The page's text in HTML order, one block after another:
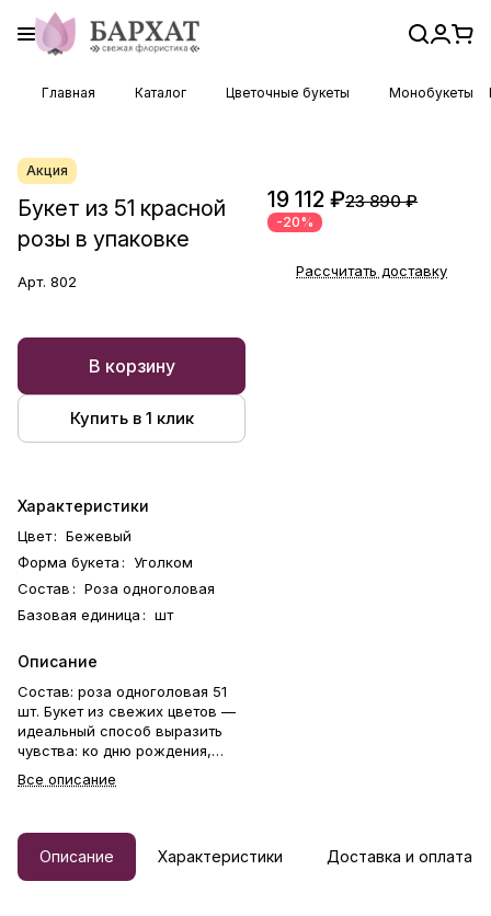
Главная Каталог Цветочные букеты Монобукеты
Акция
Букет из 51 красной
розы в упаковке
Арт. 802
В корзину
Купить в 1 клик
Характеристики
Цвет: Бежевый
Форма букета: Уголком
Состав: Роза одноголовая
Базовая единица: шт
Описание
Состав: роза одноголовая 51
шт. Букет из свежих цветов —
идеальный способ выразить
чувства: ко дню рождения,
Февраля, Дню матери, Дню
дедушки или просто в знак
внимания и заботы. Фирменная
открытка-инструкция по
Все описание
19 112 ₽23 890 ₽
-20%
Рассчитать доставку
Описание Характеристики Доставка и оплата